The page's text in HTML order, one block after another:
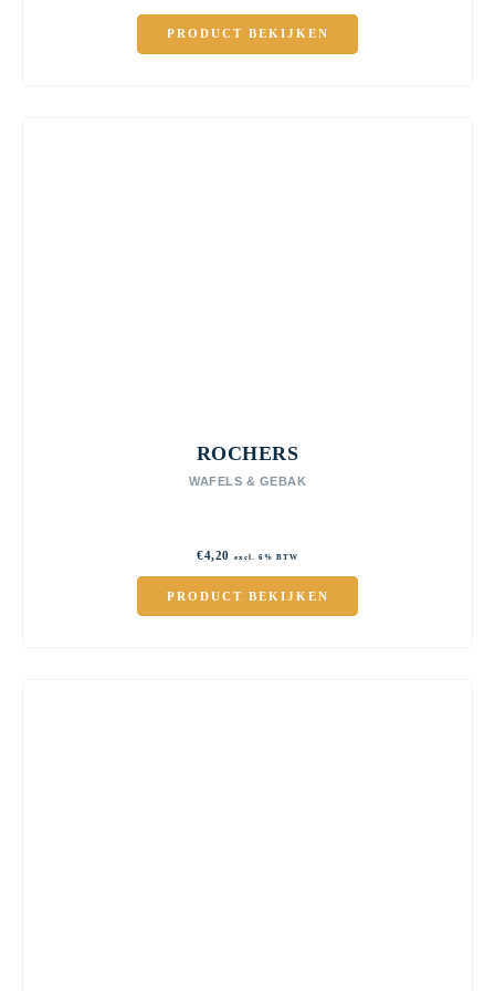
PRODUCT BEKIJKEN
ROCHERS
WAFELS & GEBAK
€4,20 excl. 6% BTW
PRODUCT BEKIJKEN